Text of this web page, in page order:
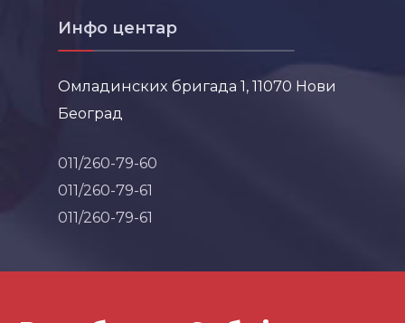
Инфо центар
Омладинских бригада 1, 11070 Нови
Београд
011/260-79-60
011/260-79-61
011/260-79-61